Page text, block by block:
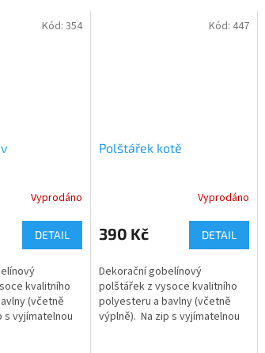
Vyprodáno
DETAIL
kvalitního
(včetně
s vyjímatelnou
Kód: 354
Polštářek kotě
Vyprodáno
390 Kč DETAIL
Dekorační gobelínový
polštářek z vysoce kvalitního
polyesteru a bavlny (včetně
výplně). Na zip s vyjímatelnou
Kód: 447